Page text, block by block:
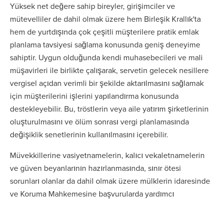
Yüksek net değere sahip bireyler, girişimciler ve
mütevelliler de dahil olmak üzere hem Birleşik Krallık'ta
hem de yurtdışında çok çeşitli müşterilere pratik emlak
planlama tavsiyesi sağlama konusunda geniş deneyime
sahiptir. Uygun olduğunda kendi muhasebecileri ve mali
müşavirleri ile birlikte çalışarak, servetin gelecek nesillere
vergisel açıdan verimli bir şekilde aktarılmasını sağlamak
için müşterilerini işlerini yapılandırma konusunda
destekleyebilir. Bu, tröstlerin veya aile yatırım şirketlerinin
oluşturulmasını ve ölüm sonrası vergi planlamasında
değişiklik senetlerinin kullanılmasını içerebilir.
Müvekkillerine vasiyetnamelerin, kalıcı vekaletnamelerin
ve güven beyanlarının hazırlanmasında, sınır ötesi
sorunları olanlar da dahil olmak üzere mülklerin idaresinde
ve Koruma Mahkemesine başvurularda yardımcı